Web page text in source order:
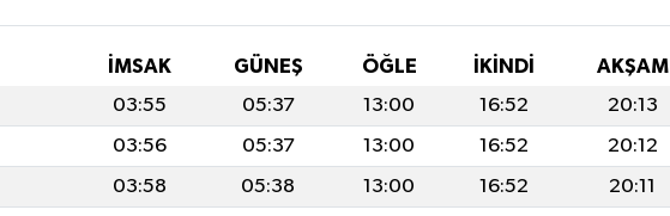
İMSAK GÜNEŞ ÖĞLE İKINDI AKŞAM
03:55 05:37 13:00 16:52 20:13
03:56 05:37 13:00 16:52 20:12
03:58 05:38 13:00 16:52 20:11